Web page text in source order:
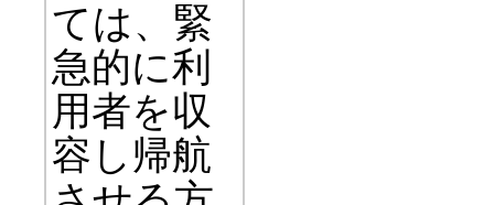
ては、緊
急的に利
用者を収
容し帰航